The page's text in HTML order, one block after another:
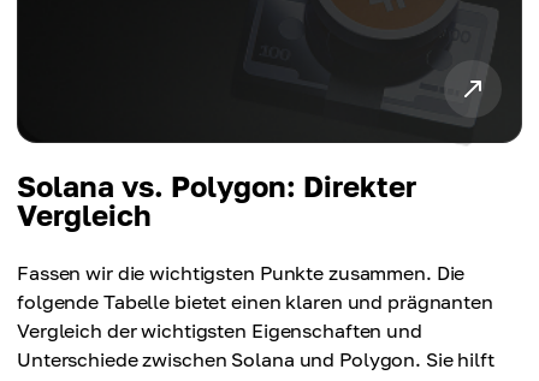
Solana vs. Polygon: Direkter
Vergleich
Fassen wir die wichtigsten Punkte zusammen. Die
folgende Tabelle bietet einen klaren und prägnanten
Vergleich der wichtigsten Eigenschaften und
Unterschiede zwischen Solana und Polygon. Sie hilft